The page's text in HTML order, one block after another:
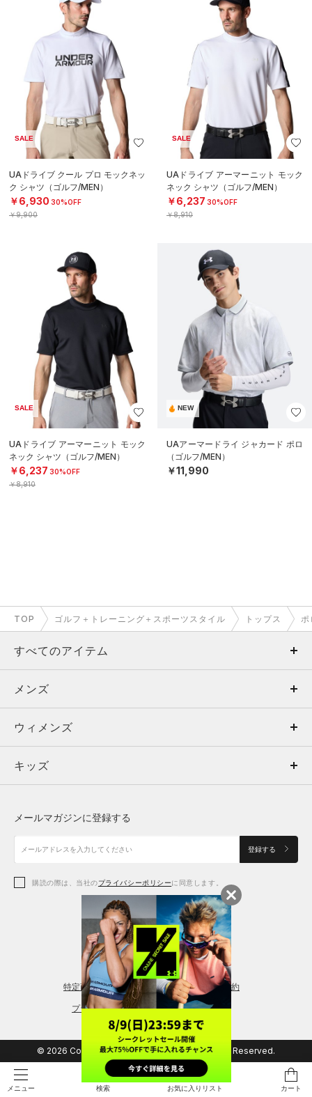
メニュー 検索 お気に入りリスト カート
SALE
UAドライブ クール プロ モックネッ
ク シャツ（ゴルフ/MEN）
￥6,930 30%OFF
￥9,900
SALE
UAドライブ アーマーニット モック
ネック シャツ（ゴルフ/MEN）
￥6,237 30%OFF
￥8,910
SALE
UAドライブ アーマーニット モック
ネック シャツ（ゴルフ/MEN）
￥6,237 30%OFF
￥8,910
NEW
UAアーマードライ ジャカード ポロ
（ゴルフ/MEN）
￥11,990
TOP ゴルフ＋トレーニング＋スポーツスタイル トップス
すべてのアイテム
メンズ
ウィメンズ
キッズ
アクセサリー
メンズ
トップス
ボトムス
アクセサリー
ウィメンズ
トップス
シューズ
アクセサリー
レギンス＆タイツ
キッズ
シューズ
メールマガジンに登録する
登録する
購読の際は、当社のプライバシーポリシーに同意します。
特定商取引法に基づく通販の表記 会員規約
プライバシーポリシー
© 2026 Copyright DOME Corporation. All Rights Reserved.